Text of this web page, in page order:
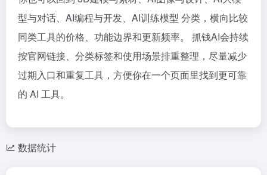
型与对话、AI编程与开发、AI训练模型 分类，横向比较
同类工具的价格、功能边界和更新频率。 抓钱AI会持续
按官网链接、分类标签和使用场景排重整理，尽量减少
过期入口和重复工具，方便你在一个页面里找到更可靠
的 AI 工具。
数据统计